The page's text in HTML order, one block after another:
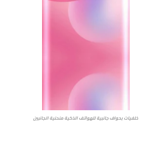
خلفيات بحواف جانبية للهواتف الذكية منحنية الجانبين